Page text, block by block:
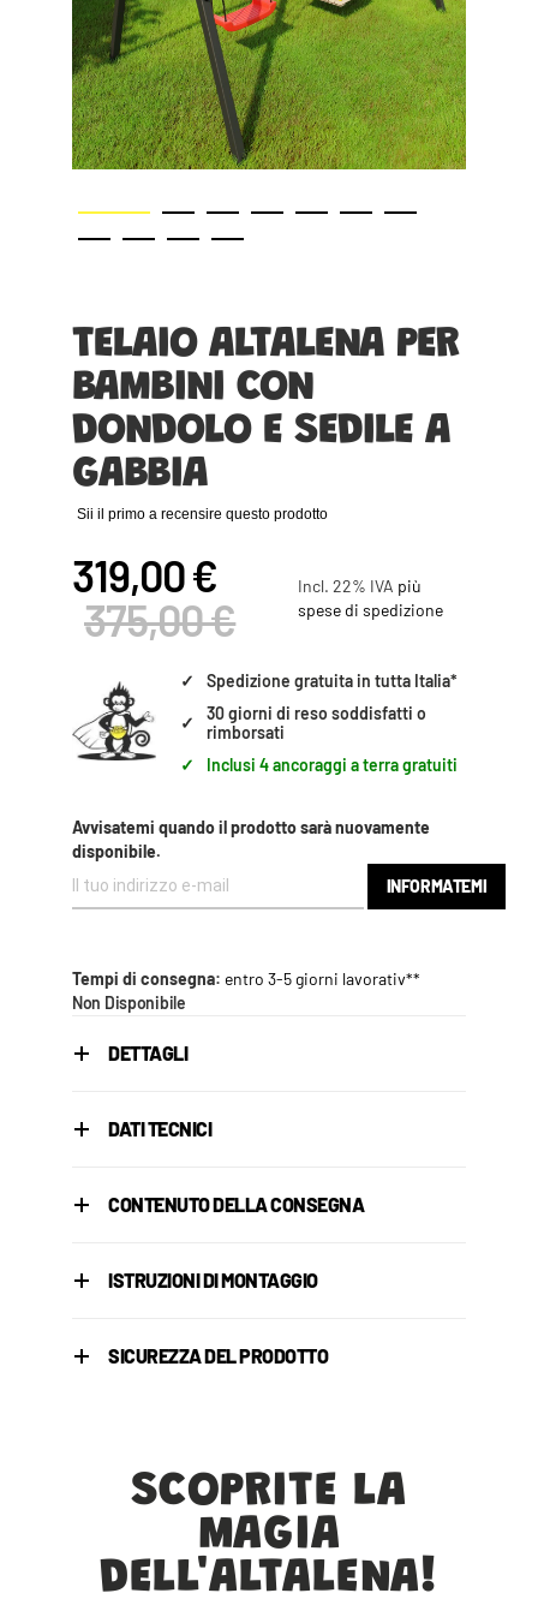
galleria
di
immagini
TELAIO ALTALENA PER
BAMBINI CON
DONDOLO E SEDILE A
GABBIA
Sii il primo a recensire questo prodotto
319,00 €
375,00 €
Incl. 22% IVA più
spese di spedizione
✓ Spedizione gratuita in tutta Italia*
✓
30 giorni di reso soddisfatti o
rimborsati
✓
Inclusi 4 ancoraggi a terra gratuiti
Avvisatemi quando il prodotto sarà nuovamente
disponibile.
INFORMATEMI
Tempi di consegna: entro 3-5 giorni lavorativ**
Non Disponibile
DETTAGLI
DATI TECNICI
CONTENUTO DELLA CONSEGNA
ISTRUZIONI DI MONTAGGIO
SICUREZZA DEL PRODOTTO
SCOPRITE LA
MAGIA
DELL'ALTALENA!